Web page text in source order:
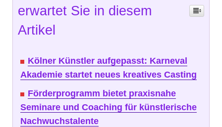
erwartet Sie in diesem
Artikel
Kölner Künstler aufgepasst: Karneval
Akademie startet neues kreatives Casting
Förderprogramm bietet praxisnahe
Seminare und Coaching für künstlerische
Nachwuchstalente